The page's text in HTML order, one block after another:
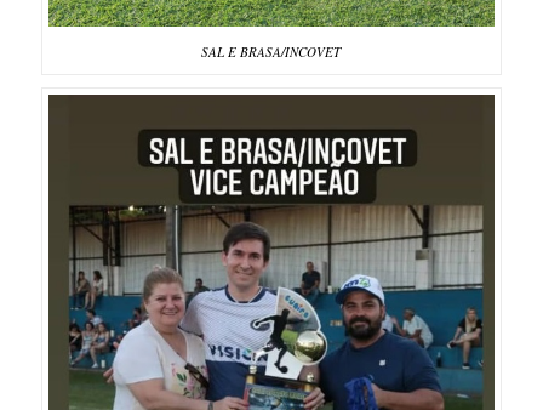
SAL E BRASA/INCOVET